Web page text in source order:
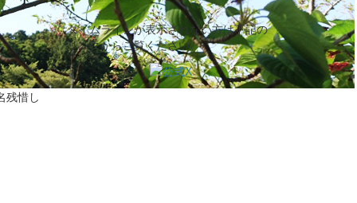
残惜し
タイムラインが表示されない方は下記の
リンクからご覧ください。